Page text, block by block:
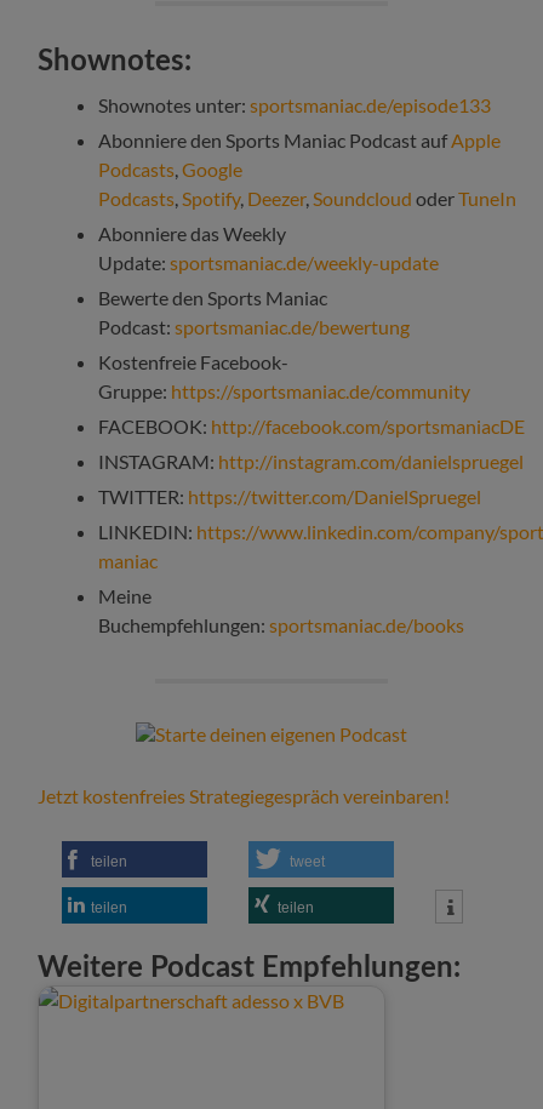
Shownotes:
Shownotes unter:sportsmaniac.de/episode133
Abonniere den Sports Maniac Podcast auf Apple
Podcasts ,Google
Podcasts Spotify, Deezer, Soundcloud oderTuneIn
Abonniere das Weekly
Update:sportsmaniac.de/weekly-update
Bewerte den Sports Maniac
Podcast:sportsmaniac.de/bewertung
Kostenfreie Facebook-
Gruppe: https://sportsmaniac.de/community
FACEBOOK: http://facebook.com/sportsmaniacDE
INSTAGRAM: http://instagram.com/danielspruegel
TWITTER: https://twitter.com/DanielSpruegel
LINKEDIN: https://www.linkedin.com/company/
maniac
Meine
Buchempfehlungen:sportsmaniac.de/books
Jetzt kostenfreies Strategiegespräch vereinbaren!
teilen tweet
teilen teilen
Weitere Podcast Empfehlungen: